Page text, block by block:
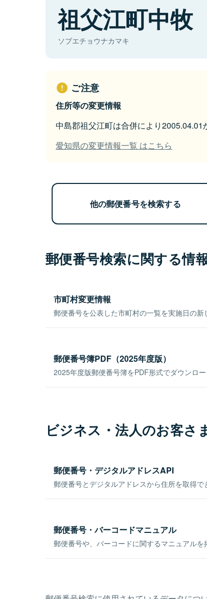
祖父江町中牧
ソブエチョウナカマキ
ご注意
住所等の変更情報
中島郡祖父江町は合併により2005.04.01
愛知県の変更情報一覧 はこちら
他の郵便番号を検索する
郵便番号検索に関する情
市町村変更情報
郵便番号を公表した市町村の一覧を実施日の新
郵便番号簿PDF（2025年度版）
2025年度版郵便番号簿をPDF形式でダウンロー
ビジネス・法人のお客さ
郵便番号・デジタルアドレスAPI
郵便番号とデジタルアドレスから住所を取得で
郵便番号・バーコードマニュアル
郵便番号や、バーコードに関するマニュアルを